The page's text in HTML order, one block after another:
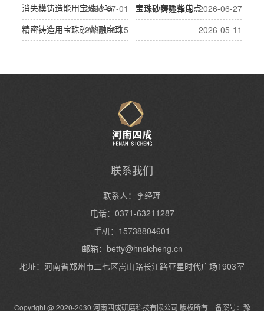
消失模铸造能用宝珠砂吗
宝珠砂有哪些优点
2026-07-01
精密铸造用宝珠砂/熔融宝珠
沙
2026-06-27
宝珠砂铸造作用
2026-05-15
熔融陶瓷砂(宝珠砂)做什么用
2026-05-11
泵阀铸造用宝珠砂
联系我们
联系人：李经理
电话：0371-63211287
手机：15738804601
邮箱： betty@hnsicheng.cn
地址：河南省郑州市二七区嵩山路长江路亚星时代广场1903室
Copyright @ 2020-2030 河南四成研磨科技有限公司 版权所有 备案号： 豫